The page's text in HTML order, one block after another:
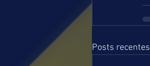
Posts recentes